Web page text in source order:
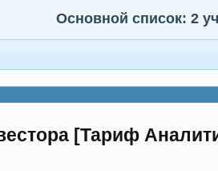
Основной список: 2
[Тариф